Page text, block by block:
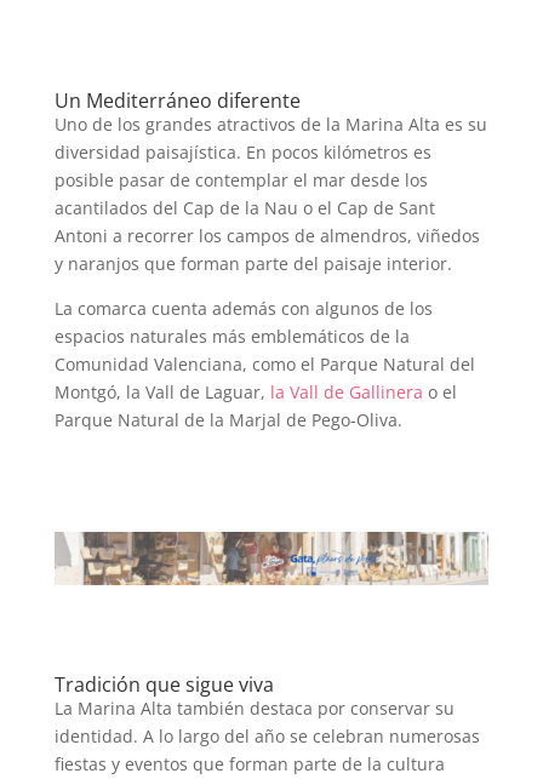
Un Mediterráneo diferente
Uno de los grandes atractivos de la Marina Alta es su
diversidad paisajística. En pocos kilómetros es
posible pasar de contemplar el mar desde los
acantilados del Cap de la Nau o el Cap de Sant
Antoni a recorrer los campos de almendros, viñedos
y naranjos que forman parte del paisaje interior.
La comarca cuenta además con algunos de los
espacios naturales más emblemáticos de la
Comunidad Valenciana, como el Parque Natural del
Montgó, la Vall de Laguar, la Vall de Gallinera o el
Parque Natural de la Marjal de Pego-Oliva.
Tradición que sigue viva
La Marina Alta también destaca por conservar su
identidad. A lo largo del año se celebran numerosas
fiestas y eventos que forman parte de la cultura